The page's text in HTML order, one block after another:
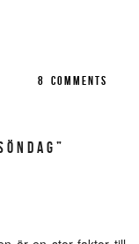
8 COMMENTS